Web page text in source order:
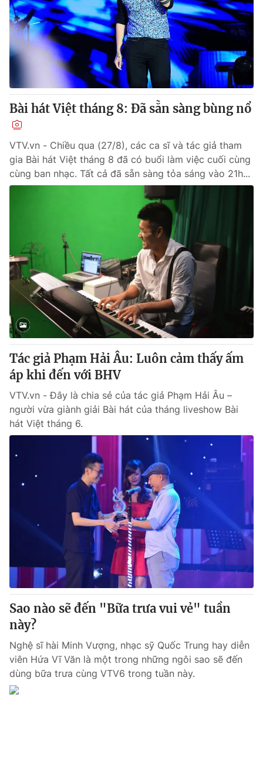
Bài hát Việt tháng 8: Đã sẵn sàng bùng nổ
VTV.vn - Chiều qua (27/8), các ca sĩ và tác giả tham
gia Bài hát Việt tháng 8 đã có buổi làm việc cuối cùng
cùng ban nhạc. Tất cả đã sẵn sàng tỏa sáng vào 21h...
Tác giả Phạm Hải Âu: Luôn cảm thấy ấm
áp khi đến với BHV
VTV.vn - Đây là chia sẻ của tác giả Phạm Hải Âu –
người vừa giành giải Bài hát của tháng liveshow Bài
hát Việt tháng 6.
Sao nào sẽ đến "Bữa trưa vui vẻ" tuần
này?
Nghệ sĩ hài Minh Vượng, nhạc sỹ Quốc Trung hay diễn
viên Hứa Vĩ Văn là một trong những ngôi sao sẽ đến
dùng bữa trưa cùng VTV6 trong tuần này.